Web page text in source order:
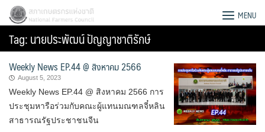
Skip
content
สภาเกษตรกรแห่งชาติ MENU
Tag:นายประพัฒน์ ปัญญาชาติรักษ์
Weekly News EP.44 @ สิงหาคม 2566
August 5, 2023
Weekly News EP.44 @ สิงหาคม 2566 การ
ประชุมหารือร่วมกับคณะผู้แทนมณฑลจี๋หลิน
สาธารณรัฐประชาชนจีน